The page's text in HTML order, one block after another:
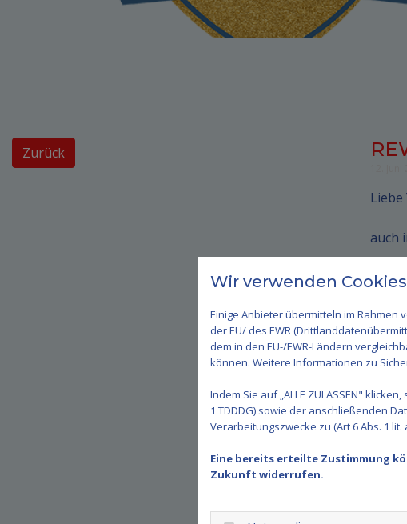
Zurück
auch
Was
Seit
Es
Hier
Bis
Hier
Wir verwenden
Einige Anbieter übermitteln im
der EU/ des EWR
dem in den EU-/EWR-Ländern
können. Weitere Informationen zu
Indem Sie auf „ALLE ZULASSEN"
1 TDDDG) sowie der anschließenden
Verarbeitungszwecke zu (Art 6 Abs. 1 lit.
Eine bereits erteilte Zustimmung
Zukunft widerrufen.